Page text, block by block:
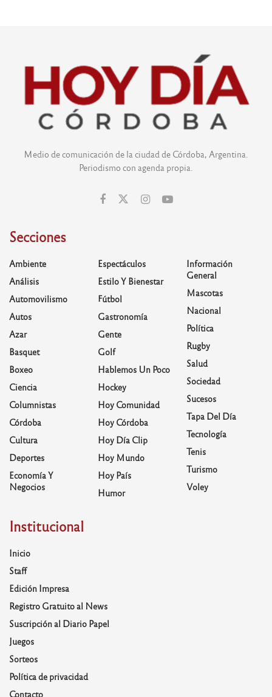
Medio de comunicación de la ciudad de Córdoba, Argentina.
Periodismo con agenda propia.
Secciones
Ambiente
Análisis
Automovilismo
Autos
Azar
Basquet
Boxeo
Ciencia
Columnistas
Córdoba
Cultura
Deportes
Economía Y
Negocios
Espectáculos
Estilo Y Bienestar
Fútbol
Gastronomía
Gente
Golf
Hablemos Un Poco
Hockey
Hoy Comunidad
Hoy Córdoba
Hoy Día Clip
Hoy Mundo
Hoy País
Humor
Información
General
Mascotas
Nacional
Política
Rugby
Salud
Sociedad
Sucesos
Tapa Del Día
Tecnología
Tenis
Turismo
Voley
Institucional
Inicio
Staff
Edición Impresa
Registro Gratuito al News
Suscripción al Diario Papel
Juegos
Sorteos
Política de privacidad
Contacto